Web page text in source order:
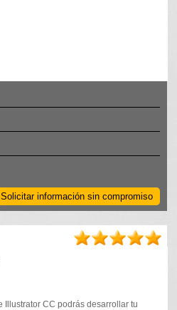
Solicitar información sin compromiso
Illustrator CC podrás desarrollar tu